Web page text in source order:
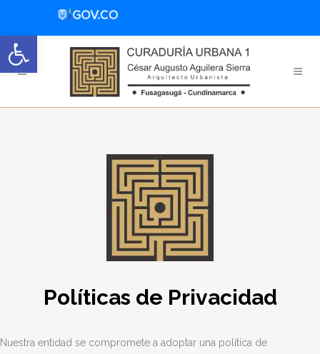
Abrir barra de herramientas
Políticas de Privacidad
Nuestra entidad se compromete a adoptar una política de